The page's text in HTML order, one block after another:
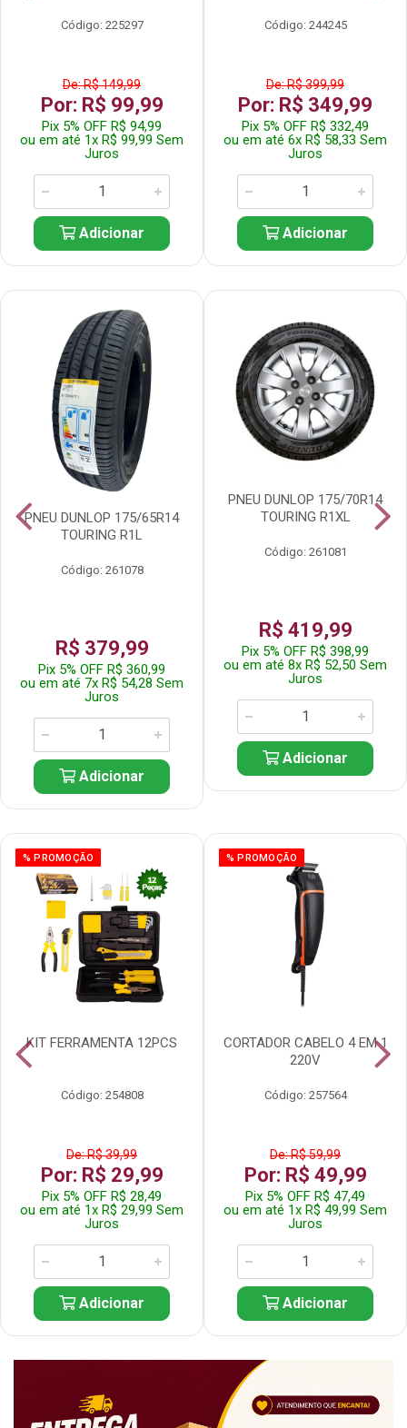
Código: 225297
De: R$ 149,99
Por: R$ 99,99
Pix 5% OFF R$ 94,99
ou em até 1x R$ 99,99 Sem
Juros
Adicionar
Código: 244245
De: R$ 399,99
Por: R$ 349,99
Pix 5% OFF R$ 332,49
ou em até 6x R$ 58,33 Sem
Juros
Adicionar
PNEU DUNLOP 175/65R14
TOURING R1L
Código: 261078
R$ 379,99
Pix 5% OFF R$ 360,99
ou em até 7x R$ 54,28 Sem
Juros
Adicionar
PNEU DUNLOP 175/70R14
TOURING R1XL
Código: 261081
R$ 419,99
Pix 5% OFF R$ 398,99
ou em até 8x R$ 52,50 Sem
Juros
Adicionar
% PROMOÇÃO
KIT FERRAMENTA 12PCS
Código: 254808
De: R$ 39,99
Por: R$ 29,99
Pix 5% OFF R$ 28,49
ou em até 1x R$ 29,99 Sem
Juros
Adicionar
% PROMOÇÃO
CORTADOR CABELO 4 EM 1
220V
Código: 257564
De: R$ 59,99
Por: R$ 49,99
Pix 5% OFF R$ 47,49
ou em até 1x R$ 49,99 Sem
Juros
Adicionar